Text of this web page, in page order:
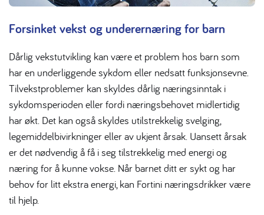
Forsinket vekst og underernæring for barn
Dårlig vekstutvikling kan være et problem hos barn som
har en underliggende sykdom eller nedsatt funksjonsevne.
Tilvekstproblemer kan skyldes dårlig næringsinntak i
sykdomsperioden eller fordi næringsbehovet midlertidig
har økt. Det kan også skyldes utilstrekkelig svelging,
legemiddelbivirkninger eller av ukjent årsak. Uansett årsak
er det nødvendig å få i seg tilstrekkelig med energi og
næring for å kunne vokse. Når barnet ditt er sykt og har
behov for litt ekstra energi, kan Fortini næringsdrikker være
til hjelp.